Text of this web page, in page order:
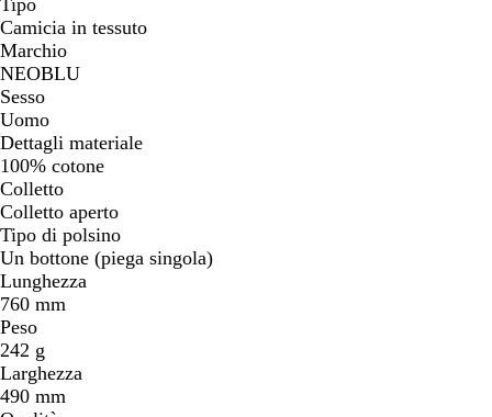
Tipo
Camicia in tessuto
Marchio
NEOBLU
Sesso
Uomo
Dettagli materiale
100% cotone
Colletto
Colletto aperto
Tipo di polsino
Un bottone (piega singola)
Lunghezza
760 mm
Peso
242 g
Larghezza
490 mm